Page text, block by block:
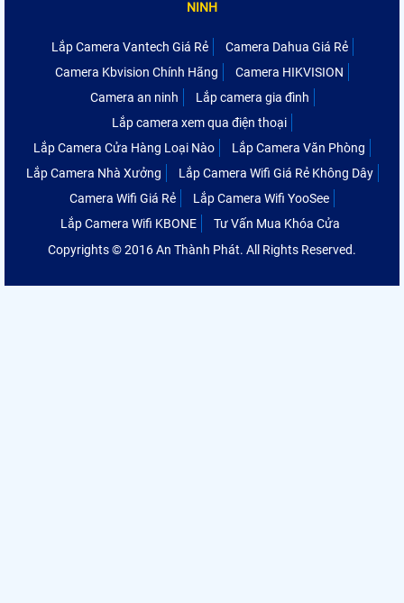
NINH
Lắp Camera Vantech Giá Rẻ
Camera Dahua Giá Rẻ
Camera Kbvision Chính Hãng
Camera HIKVISION
Camera an ninh
Lắp camera gia đình
Lắp camera xem qua điện thoại
Lắp Camera Cửa Hàng Loại Nào
Lắp Camera Văn Phòng
Lắp Camera Nhà Xưởng
Lắp Camera Wifi Giá Rẻ Không Dây
Camera Wifi Giá Rẻ
Lắp Camera Wifi YooSee
Lắp Camera Wifi KBONE
Tư Vấn Mua Khóa Cửa
Copyrights © 2016 An Thành Phát. All Rights Reserved.